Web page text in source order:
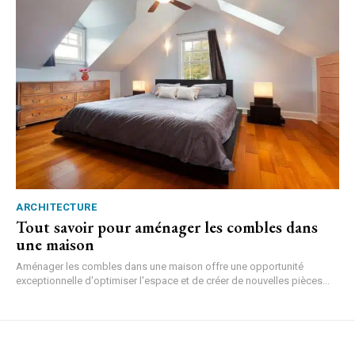
ARCHITECTURE
Tout savoir pour aménager les combles dans
une maison
Aménager les combles dans une maison offre une opportunité
exceptionnelle d'optimiser l'espace et de créer de nouvelles pièces...